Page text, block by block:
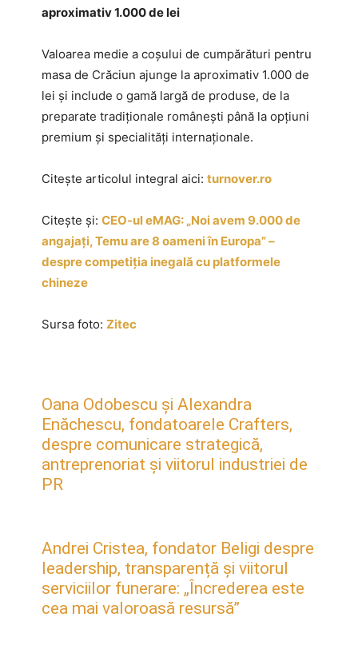
aproximativ 1.000 de lei
Valoarea medie a coșului de cumpărături pentru
masa de Crăciun ajunge la aproximativ 1.000 de
lei și include o gamă largă de produse, de la
preparate tradiționale românești până la opțiuni
premium și specialități internaționale.
Citește articolul integral aici: turnover.ro
Citește și: CEO-ul eMAG: „Noi avem 9.000 de
angajați, Temu are 8 oameni în Europa” –
despre competiția inegală cu platformele
chineze
Sursa foto: Zitec
Oana Odobescu și Alexandra
Enăchescu, fondatoarele Crafters,
despre comunicare strategică,
antreprenoriat și viitorul industriei de
PR
Andrei Cristea, fondator Beligi despre
leadership, transparență și viitorul
serviciilor funerare: „Încrederea este
cea mai valoroasă resursă”